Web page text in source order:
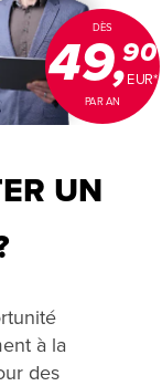
DÈS
49,EUR*
90
PAR AN
UN
à la
des